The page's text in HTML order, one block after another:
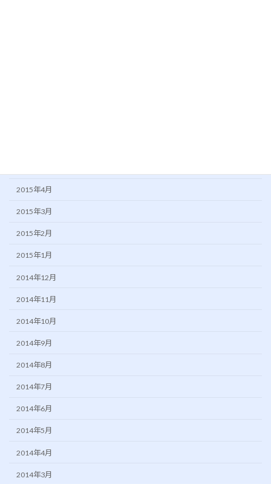
2015年4月
2015年3月
2015年2月
2015年1月
2014年12月
2014年11月
2014年10月
2014年9月
2014年8月
2014年7月
2014年6月
2014年5月
2014年4月
2014年3月